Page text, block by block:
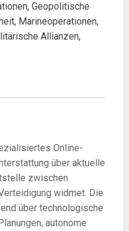
Geopolitische
Marineoperationen,
Allianzen,
Online-
über aktuelle
zwischen
widmet. Die
über technologische
autonome